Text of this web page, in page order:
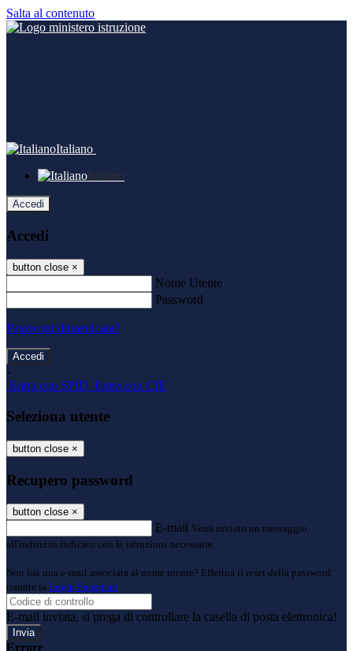
Salta al contenuto
Italiano
Italiano
Accedi
Accedi
button close ×
Nome Utente
Password
Password dimenticata?
-
Entra con SPID Entra con CIE
Seleziona utente
button close ×
Recupero password
button close ×
E-mail Verrà inviato un messaggio
all'indirizzo indicato con le istruzioni necessarie.
Non hai una e-mail associata al nome utente? Effettua il reset della password
tramite la Login Spaggiari
E-mail inviata, si prega di controllare la casella di posta elettronica!
Errore